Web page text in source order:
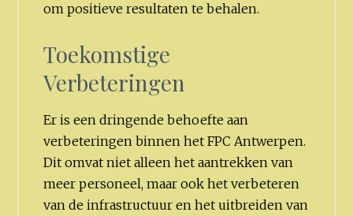
om positieve resultaten te behalen.
Toekomstige
Verbeteringen
Er is een dringende behoefte aan
verbeteringen binnen het FPC Antwerpen.
Dit omvat niet alleen het aantrekken van
meer personeel, maar ook het verbeteren
van de infrastructuur en het uitbreiden van